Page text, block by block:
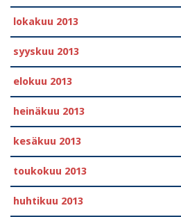
lokakuu 2013
syyskuu 2013
elokuu 2013
heinäkuu 2013
kesäkuu 2013
toukokuu 2013
huhtikuu 2013